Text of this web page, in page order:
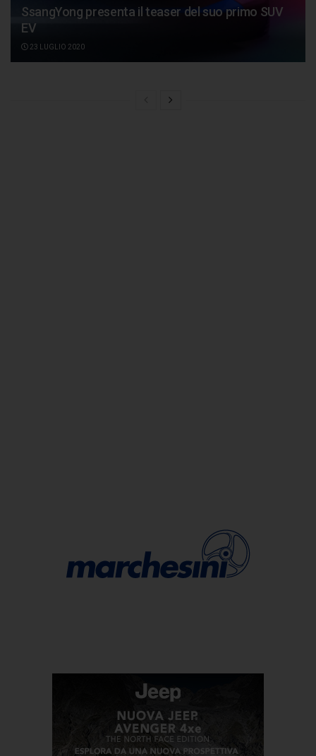
SsangYong presenta il teaser del suo primo SUV
EV
23 LUGLIO 2020